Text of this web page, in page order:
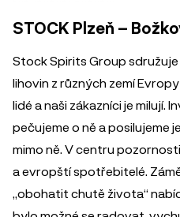
STOCK Plzeň –
Stock Spirits Group
lihovin z různých zemí
lidé a naši zákazníci je milují.
pečujeme o ně a posilujeme
mimo ně. V centru
a evropští spotřebitelé.
„obohatit chutě života“